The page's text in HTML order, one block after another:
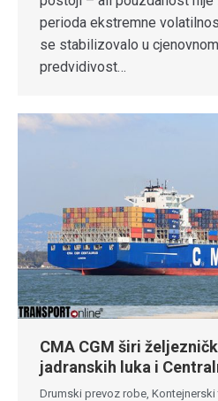
perioda ekstremne
se stabilizovalo u
predvidivost…
CMA CGM širi
jadranskih luka i
Drumski prevoz robe